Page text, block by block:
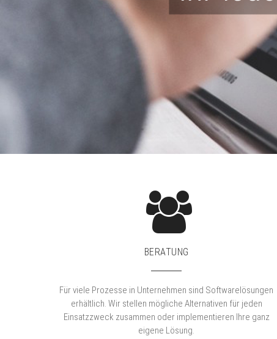
BERATUNG
Für viele Prozesse in Unternehmen sind Softwarelösungen
erhältlich. Wir stellen mögliche Alternativen für jeden
Einsatzzweck zusammen oder implementieren Ihre ganz
eigene Lösung.